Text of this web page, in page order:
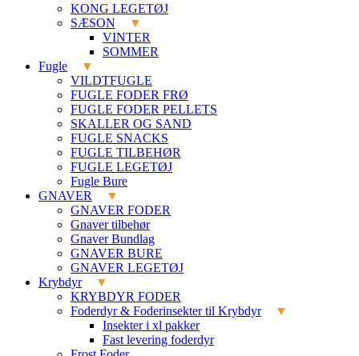
KONG LEGETØJ
SÆSON
VINTER
SOMMER
Fugle
VILDTFUGLE
FUGLE FODER FRØ
FUGLE FODER PELLETS
SKALLER OG SAND
FUGLE SNACKS
FUGLE TILBEHØR
FUGLE LEGETØJ
Fugle Bure
GNAVER
GNAVER FODER
Gnaver tilbehør
Gnaver Bundlag
GNAVER BURE
GNAVER LEGETØJ
Krybdyr
KRYBDYR FODER
Foderdyr & Foderinsekter til Krybdyr
Insekter i xl pakker
Fast levering foderdyr